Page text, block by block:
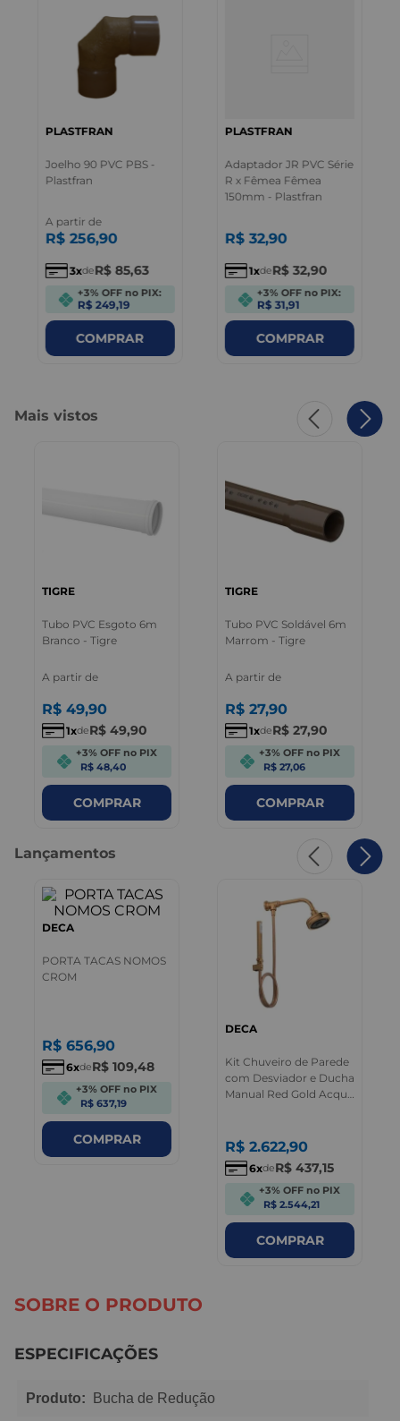
PLASTFRAN
Joelho 90 PVC PBS -
Plastfran
A partir de
R$ 256,90
3 deR$ 85,63
+3% OFF no PIX:
R$ 249,19
COMPRAR
PLASTFRAN
Adaptador JR PVC Série
R x Fêmea Fêmea
150mm - Plastfran
R$ 32,90
1 deR$ 32,90
+3% OFF no PIX:
R$ 31,91
COMPRAR
Mais vistos
TIGRE
Tubo PVC Esgoto 6m
Branco - Tigre
A partir de
R$ 49,90
1 deR$ 49,90
+3% OFF no PIX
R$ 48,40
COMPRAR
TIGRE
Tubo PVC Soldável 6m
Marrom - Tigre
A partir de
R$ 27,90
1 deR$ 27,90
+3% OFF no PIX
R$ 27,06
COMPRAR
Lançamentos
DECA
PORTA TACAS NOMOS
CROM
R$ 656,90
6 deR$ 109,48
+3% OFF no PIX
R$ 637,19
COMPRAR
DECA
Kit Chuveiro de Parede
com Desviador e Ducha
Manual Red Gold Acqua
R$ 2.622,90
6 deR$ 437,15
+3% OFF no PIX
R$ 2.544,21
COMPRAR
SOBRE O PRODUTO
ESPECIFICAÇÕES
Produto: Bucha de Redução